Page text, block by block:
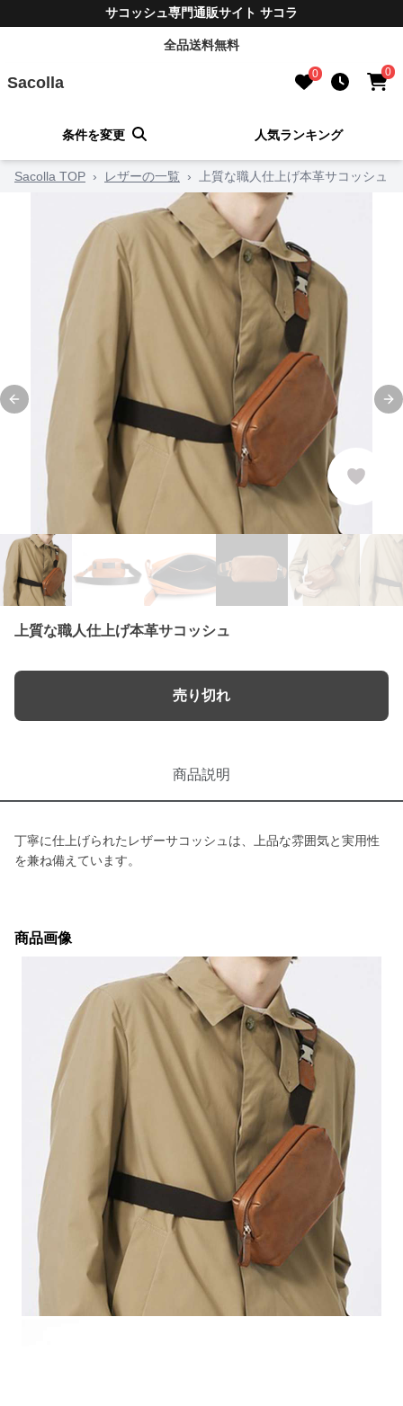
サコッシュ専門通販サイト サコラ
全品送料無料
Sacolla 0 0
条件を変更 人気ランキング
Sacolla TOP › レザーの一覧 › 上質な職人仕上げ本革サコッシュ
Previous slide
上質な職人仕上げ本革サコッシュ
売り切れ
商品説明
丁寧に仕上げられたレザーサコッシュは、上品な雰囲気と実用性
を兼ね備えています。
商品画像